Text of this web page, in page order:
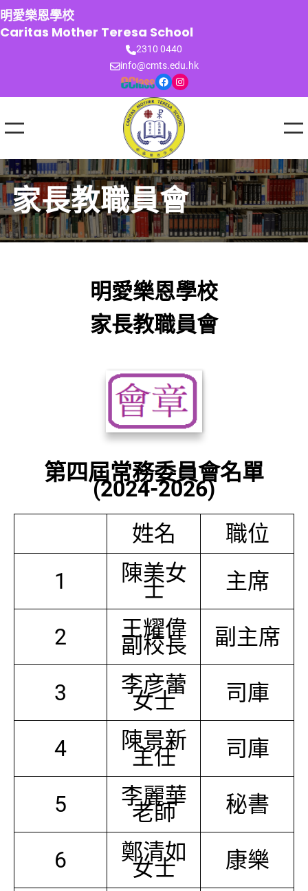
跳
至
主
明愛樂恩學校
Caritas Mother Teresa School
2310 0440
info@cmts.edu.hk
Facebook Instagram
家長教職員會
明愛樂恩學校
家長教職員會
第四屆常務委員會名單
(2024-2026)
姓名
職位
1
陳美女
士 主席
2 王耀偉
副校長 副主席
3 李彦蕾
女士 司庫
4 陳景新
主任 司庫
5 李麗華
老師 秘書
6 鄭清如
女士 康樂